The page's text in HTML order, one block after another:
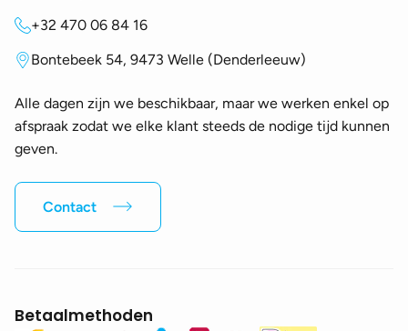
+32 470 06 84 16
Bontebeek 54, 9473 Welle (Denderleeuw)
Alle dagen zijn we beschikbaar, maar we werken enkel op
afspraak zodat we elke klant steeds de nodige tijd kunnen
geven.
Contact
Betaalmethoden